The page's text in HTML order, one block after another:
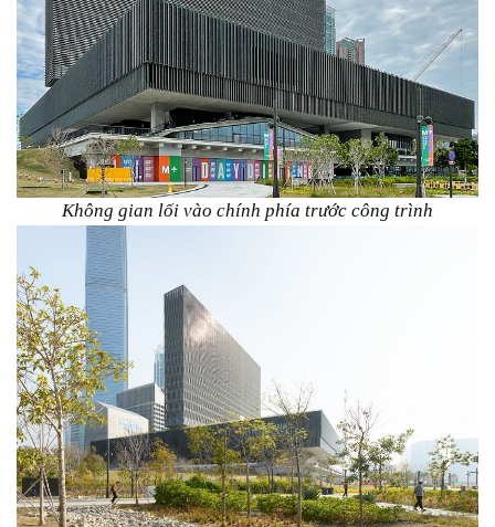
Không gian lối vào chính phía trước công trình